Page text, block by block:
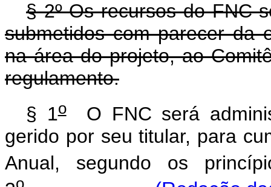
§ 2º Os recursos do FNC
submetidos com parecer da
na área do projeto, ao
regulamento.
§ 1oO FNC será
gerido por seu titular, para
Anual, segundo os